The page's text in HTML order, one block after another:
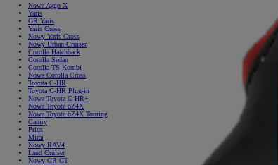
Nowe Aygo X
Yaris
GR Yaris
Yaris Cross
Nowy Yaris Cross
Nowy Urban Cruiser
Corolla Hatchback
Corolla Sedan
Corolla TS Kombi
Nowa Corolla Cross
Toyota C-HR
Toyota C-HR Plug-in
Nowa Toyota C-HR+
Nowa Toyota bZ4X
Nowa Toyota bZ4X Touring
Camry
Prius
Mirai
Nowy RAV4
Land Cruiser
Nowy GR GT